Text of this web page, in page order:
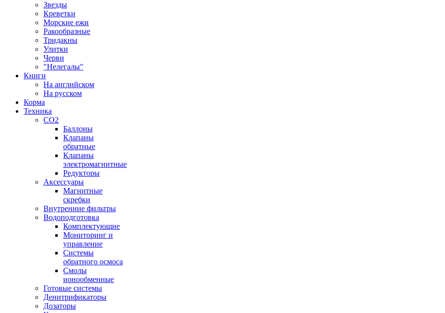
Звезды
Креветки
Морские ежи
Ракообразные
Тридакны
Улитки
Черви
"Нелегалы"
Книги
На английском
На русском
Корма
Техника
CO2
Баллоны
Клапаны
обратные
Клапаны
электромагнитные
Редукторы
Аксессуары
Магнитные
скребки
Внутренние фильтры
Водоподготовка
Комплектующие
Мониторинг и
управление
Системы
обратного осмоса
Смолы
ионообменные
Готовые системы
Денитрификаторы
Дозаторы